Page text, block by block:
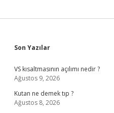
Sidebar
Son Yazılar
VS kısaltmasının açılımı nedir ?
Ağustos 9, 2026
Kutan ne demek tıp ?
Ağustos 8, 2026